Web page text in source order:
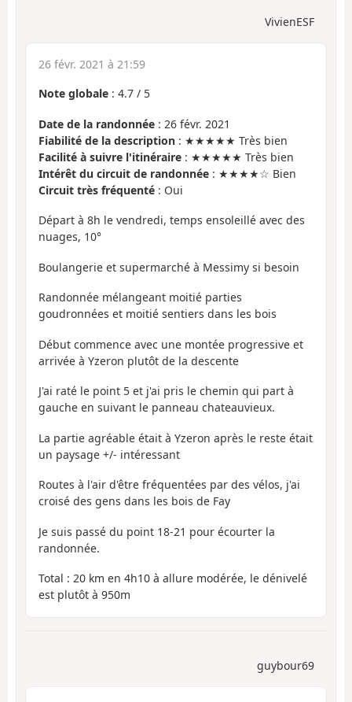
VivienESF
26 févr. 2021 à 21:59
Note globale : 4.7 / 5
Date de la randonnée : 26 févr. 2021
Fiabilité de la description : ★★★★★ Très bien
Facilité à suivre l'itinéraire : ★★★★★ Très bien
Intérêt du circuit de randonnée : ★★★★☆ Bien
Circuit très fréquenté : Oui
Départ à 8h le vendredi, temps ensoleillé avec des
nuages, 10°
Boulangerie et supermarché à Messimy si besoin
Randonnée mélangeant moitié parties
goudronnées et moitié sentiers dans les bois
Début commence avec une montée progressive et
arrivée à Yzeron plutôt de la descente
J'ai raté le point 5 et j'ai pris le chemin qui part à
gauche en suivant le panneau chateauvieux.
La partie agréable était à Yzeron après le reste était
un paysage +/- intéressant
Routes à l'air d'être fréquentées par des vélos, j'ai
croisé des gens dans les bois de Fay
Je suis passé du point 18-21 pour écourter la
randonnée.
Total : 20 km en 4h10 à allure modérée, le dénivelé
est plutôt à 950m
guybour69